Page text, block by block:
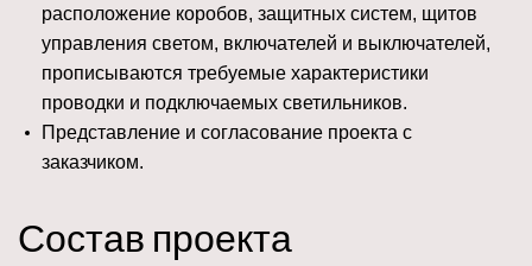
расположение коробов, защитных систем, щитов
управления светом, включателей и выключателей,
прописываются требуемые характеристики
проводки и подключаемых светильников.
Представление и согласование проекта с
заказчиком.
Состав проекта